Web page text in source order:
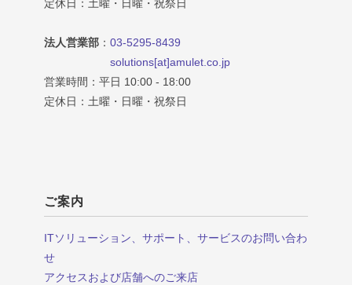
定休日：土曜・日曜・祝祭日
法人営業部 ： 03-5295-8439
solutions[at]amulet.co.jp
営業時間：平日 10:00 - 18:00
定休日：土曜・日曜・祝祭日
ご案内
ITソリューション、サポート、サービスのお問い合わ
せ
アクセスおよび店舗へのご来店